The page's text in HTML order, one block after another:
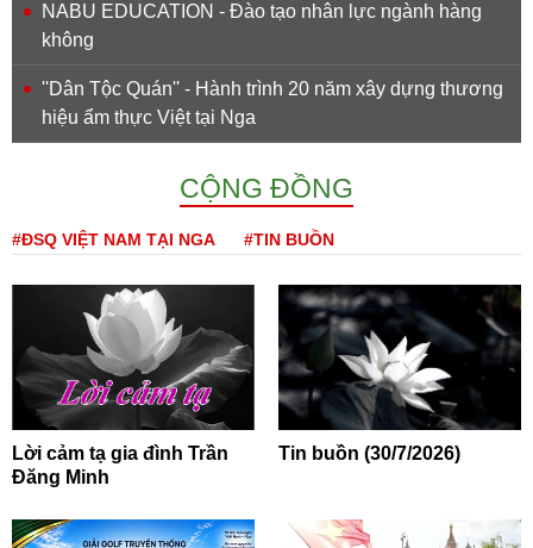
NABU EDUCATION - Đào tạo nhân lực ngành hàng
không
''Dân Tộc Quán'' - Hành trình 20 năm xây dựng thương
hiệu ẩm thực Việt tại Nga
CỘNG ĐỒNG
#ĐSQ VIỆT NAM TẠI NGA #TIN BUỒN
Lời cảm tạ gia đình Trần
Đăng Minh
Tin buồn (30/7/2026)